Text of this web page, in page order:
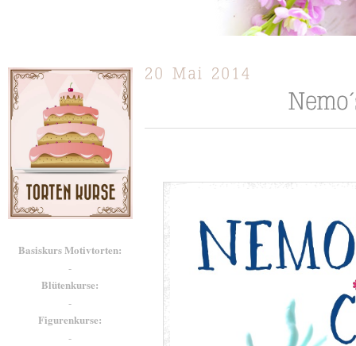
Basiskurs Motivtorten:
-
Blütenkurse:
-
Figurenkurse:
-